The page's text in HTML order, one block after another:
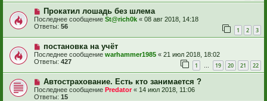
Прокатил лошадь без шлема
Последнее сообщение St@rich0k « 08 авг 2018, 14:18
Ответы: 56 1 2 3
постановка на учёт
Последнее сообщение warhammer1985 « 21 июл 2018, 18:02
Ответы: 427 1 … 19 20 21 22
Автострахование. Есть кто занимается ?
Последнее сообщение Predator« 14 июл 2018, 11:06
Ответы: 15